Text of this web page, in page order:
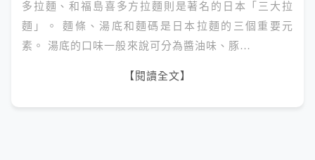
多拉麵、和福島喜多方拉麵則是著名的日本「三大拉
麵」。 麵條、湯底和麵碼是日本拉麵的三個重要元
素。 湯底的口味一般來說可分為醬油味、豚…
【閱讀全文】